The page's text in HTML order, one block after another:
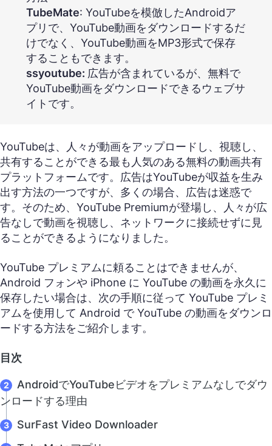
TubeMate: YouTubeを模倣したAndroidア
プリで、YouTube動画をダウンロードするだ
けでなく、YouTube動画をMP3形式で保存
することもできます。
ssyoutube: 広告が含まれているが、無料で
YouTube動画をダウンロードできるウェブサ
イトです。
YouTubeは、人々が動画をアップロードし、視聴し、
共有することができる最も人気のある無料の動画共有
プラットフォームです。広告はYouTubeが収益を生み
出す方法の一つですが、多くの場合、広告は迷惑で
す。そのため、YouTube Premiumが登場し、人々が広
告なしで動画を視聴し、ネットワークに接続せずに見
ることができるようになりました。
YouTube プレミアムに頼ることはできませんが、
Android フォンや iPhone に YouTube の動画を永久に
保存したい場合は、次の手順に従って YouTube プレミ
アムを使用して Android で YouTube の動画をダウンロ
ードする方法をご紹介します。
目次
AndroidでYouTubeビデオをプレミアムなしでダウ
ンロードする理由
SurFast Video Downloader